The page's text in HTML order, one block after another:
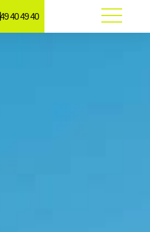
49 40 49 40